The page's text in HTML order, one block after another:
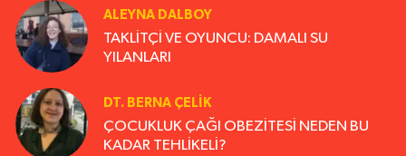
ALEYNA DALBOY
TAKLİTÇİ VE OYUNCU: DAMALI SU
YILANLARI
DT. BERNA ÇELIK
ÇOCUKLUK ÇAĞI OBEZİTESİ NEDEN BU
KADAR TEHLİKELİ?